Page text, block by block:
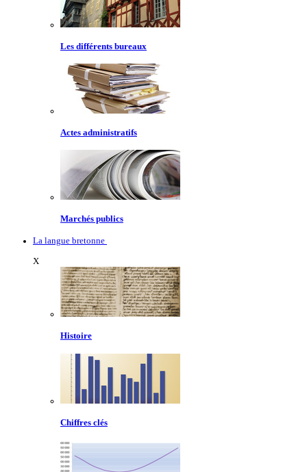
Les différents bureaux
Actes administratifs
Marchés publics
La langue bretonne
X
Histoire
Chiffres clés